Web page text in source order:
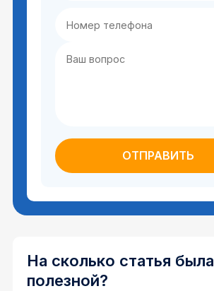
На сколько статья была
полезной?